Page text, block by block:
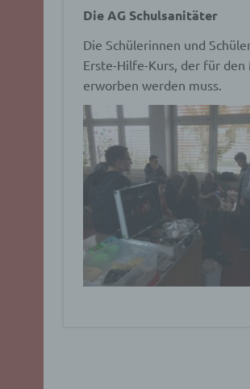
Die AG Schulsanitäter
Die Schülerinnen und
Erste-Hilfe-Kurs, der für
erworben werden muss.